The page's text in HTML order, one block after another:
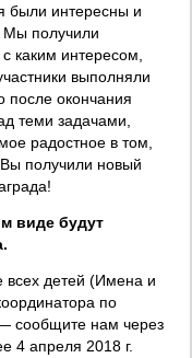
были интересны и
Мы получили
каким интересом,
выполняли
после окончания
теми задачами,
радостное в том,
получили новый
виде будут
детей (Имена и
по
сообщите нам через
4 апреля 2018 г.